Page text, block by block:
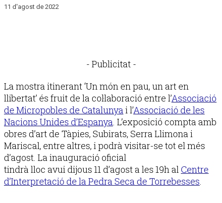
11 d'agost de 2022
- Publicitat -
La mostra itinerant ‘Un món en pau, un art en
llibertat’ és fruit de la col·laboració entre l’Associació
de Micropobles de Catalunya i l’Associació de les
Nacions Unides d’Espanya . L’exposició compta amb
obres d’art de Tàpies, Subirats, Serra Llimona i
Mariscal, entre altres, i podrà visitar-se tot el més
d’agost. La inauguració oficial
tindrà lloc avui dijous 11 d’agost a les 19h al Centre
d’Interpretació de la Pedra Seca de Torrebesses